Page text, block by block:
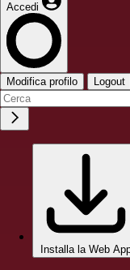
Accedi
Modifica profilo Logout
Installa la Web